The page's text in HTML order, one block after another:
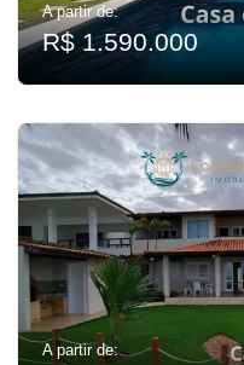
A partir de:
R$ 1.590.000
A partir de: